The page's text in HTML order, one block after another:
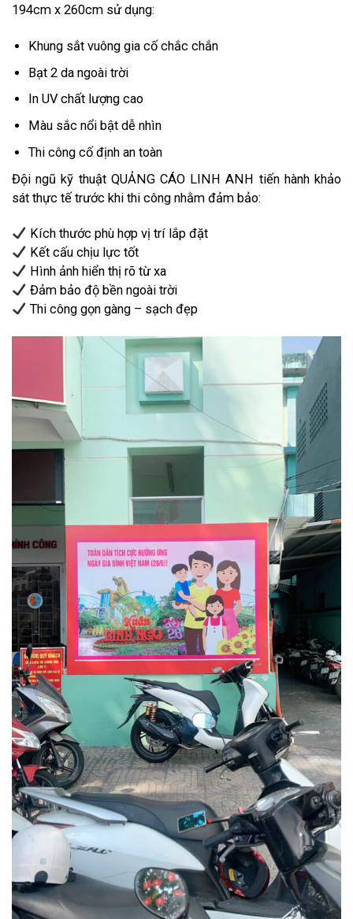
194cm x 260cm sử dụng:
Khung sắt vuông gia cố chắc chắn
Bạt 2 da ngoài trời
In UV chất lượng cao
Màu sắc nổi bật dễ nhìn
Thi công cố định an toàn
Đội ngũ kỹ thuật QUẢNG CÁO LINH ANH tiến hành khảo
sát thực tế trước khi thi công nhằm đảm bảo:
Kích thước phù hợp vị trí lắp đặt
Kết cấu chịu lực tốt
Hình ảnh hiển thị rõ từ xa
Đảm bảo độ bền ngoài trời
Thi công gọn gàng – sạch đẹp